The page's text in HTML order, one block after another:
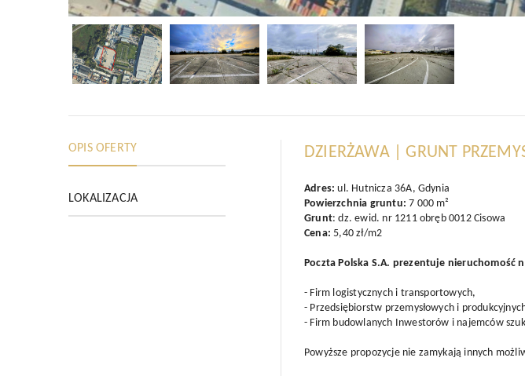
OPIS OFERTY
LOKALIZACJA
DZIERŻAWA | GRUNT
Adres:ul. Hutnicza 36A, Gdynia
Powierzchnia gruntu:7 000 m²
Grunt: dz. ewid. nr 1211 obręb 0012 Cisowa
Cena: 5,40 zł/m2
Poczta Polska S.A. prezentuje
- Firm logistycznych i transportowych,
- Przedsiębiorstw przemysłowych i
- Firm budowlanych Inwestorów i najemców
Powyższe propozycje nie zamykają innych